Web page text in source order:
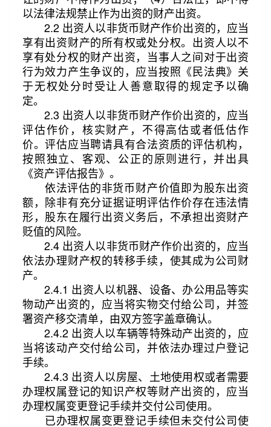
以法律法规禁止作为出资的财产出资。
2.2 出资人以非货币财产作价出资的，应当
享有出资财产的所有权或处分权。出资人以不
享有处分权的财产出资，当事人之间对于出资
行为效力产生争议的，应当按照《民法典》关
于无权处分时受让人善意取得的规定予以确
定。
2.3 出资人以非货币财产作价出资的，应当
评估作价，核实财产，不得高估或者低估作
价。评估应当聘请具有合法资质的评估机构，
按照独立、客观、公正的原则进行，并出具
《资产评估报告》。
依法评估的非货币财产价值即为股东出资
额，除非有充分证据证明评估作价存在违法情
形，股东在履行出资义务后，不承担出资财产
贬值的风险。
2.4 出资人以非货币财产作价出资的，应当
依法办理财产权的转移手续，使其成为公司财
产。
2.4.1 出资人以机器、设备、办公用品等实
物动产出资的，应当将实物交付给公司，并签
署资产移交清单，由双方签字盖章确认。
2.4.2 出资人以车辆等特殊动产出资的，应
当将该动产交付给公司，并依法办理过户登记
手续。
2.4.3 出资人以房屋、土地使用权或者需要
办理权属登记的知识产权等财产出资的，应当
办理权属变更登记手续并交付公司使用。
已办理权属变更登记手续但未交付公司使